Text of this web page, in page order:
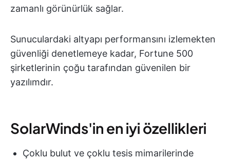
zamanlı görünürlük sağlar.
Sunuculardaki altyapı performansını izlemekten
güvenliği denetlemeye kadar, Fortune 500
şirketlerinin çoğu tarafından güvenilen bir
yazılımdır.
SolarWinds'in en iyi özellikleri
Çoklu bulut ve çoklu tesis mimarilerinde